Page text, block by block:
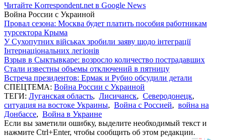
Читайте Korrespondent.net в Google News
Война России с Украиной
Провал сезона: Москва будет платить пособия работникам
турсектора Крыма
У Сухопутних військах зробили заяву щодо інтеграції
Інтернаціональних легіонів
Взрыв в Сыктывкаре: возросло количество пострадавших
Стали известны объемы отключений в пятницу
Встреча президентов: Ермак и Рубио обсудили детали
СПЕЦТЕМА: Война России с Украиной
ТЕГИ: Луганская область, Лисичанск, Северодонецк,
ситуация на востоке Украины, Война с Россией, война на
Донбассе, Война в Украине
Если вы заметили ошибку, выделите необходимый текст и
нажмите Ctrl+Enter, чтобы сообщить об этом редакции.